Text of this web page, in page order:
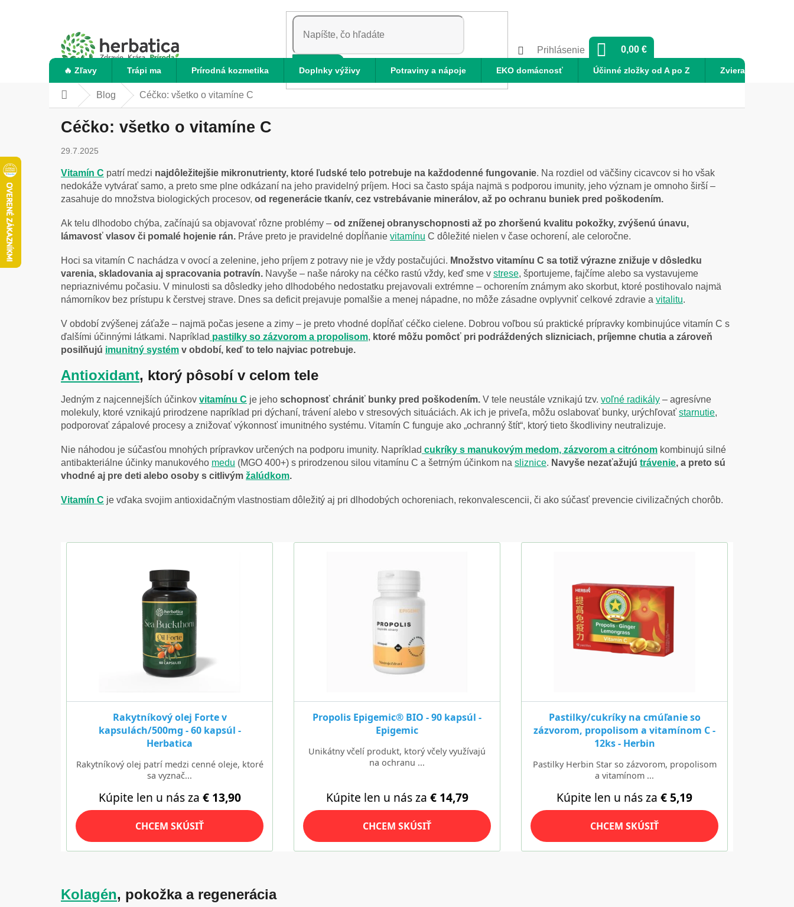
HĽADAŤ
Prihlásenie
NÁKUPNÝ
0,00 €
🔥 Zľavy Trápi ma Prírodná kozmetika Doplnky výživy Potraviny a nápoje EKO domácnosť Účinné zložky od A po Z Zvieratá
DomovBlog Céčko: všetko o vitamíne C
Céčko: všetko o vitamíne C
29.7.2025
Vitamín C patrí medzi najdôležitejšie mikronutrienty, ktoré ľudské telo potrebuje na každodenné fungovanie. Na rozdiel od väčšiny cicavcov si ho však
nedokáže vytvárať samo, a preto sme plne odkázaní na jeho pravidelný príjem. Hoci sa často spája najmä s podporou imunity, jeho význam je omnoho širší –
zasahuje do množstva biologických procesov, od regenerácie tkanív, cez vstrebávanie minerálov, až po ochranu buniek pred poškodením.
Ak telu dlhodobo chýba, začínajú sa objavovať rôzne problémy – od zníženej obranyschopnosti až po zhoršenú kvalitu pokožky, zvýšenú únavu,
lámavosť vlasov či pomalé hojenie rán. Práve preto je pravidelné dopĺňanie vitamínu C dôležité nielen v čase ochorení, ale celoročne.
Hoci sa vitamín C nachádza v ovocí a zelenine, jeho príjem z potravy nie je vždy postačujúci. Množstvo vitamínu C sa totiž výrazne znižuje v dôsledku
varenia, skladovania aj spracovania potravín. Navyše – naše nároky na céčko rastú vždy, keď sme v strese, športujeme, fajčíme alebo sa vystavujeme
nepriaznivému počasiu. V minulosti sa dôsledky jeho dlhodobého nedostatku prejavovali extrémne – ochorením známym ako skorbut, ktoré postihovalo najmä
námorníkov bez prístupu k čerstvej strave. Dnes sa deficit prejavuje pomalšie a menej nápadne, no môže zásadne ovplyvniť celkové zdravie a vitalitu.
V období zvýšenej záťaže – najmä počas jesene a zimy – je preto vhodné dopĺňať céčko cielene. Dobrou voľbou sú praktické prípravky kombinujúce vitamín C s
ďalšími účinnými látkami. Napríklad pastilky so zázvorom a propolisom, ktoré môžu pomôcť pri podráždených slizniciach, príjemne chutia a zároveň
posilňujú imunitný systém v období, keď to telo najviac potrebuje.
Antioxidant, ktorý pôsobí v celom tele
Jedným z najcennejších účinkov vitamínu C je jeho schopnosť chrániť bunky pred poškodením. V tele neustále vznikajú tzv. voľné radikály – agresívne
molekuly, ktoré vznikajú prirodzene napríklad pri dýchaní, trávení alebo v stresových situáciách. Ak ich je priveľa, môžu oslabovať bunky, urýchľovať starnutie,
podporovať zápalové procesy a znižovať výkonnosť imunitného systému. Vitamín C funguje ako „ochranný štít“, ktorý tieto škodliviny neutralizuje.
Nie náhodou je súčasťou mnohých prípravkov určených na podporu imunity. Napríklad cukríky s manukovým medom, zázvorom a citrónom kombinujú silné
antibakteriálne účinky manukového medu (MGO 400+) s prirodzenou silou vitamínu C a šetrným účinkom na sliznice. Navyše nezaťažujú trávenie, a preto sú
vhodné aj pre deti alebo osoby s citlivým žalúdkom.
Vitamín C je vďaka svojim antioxidačným vlastnostiam dôležitý aj pri dlhodobých ochoreniach, rekonvalescencii, či ako súčasť prevencie civilizačných chorôb.
Kolagén, pokožka a regenerácia